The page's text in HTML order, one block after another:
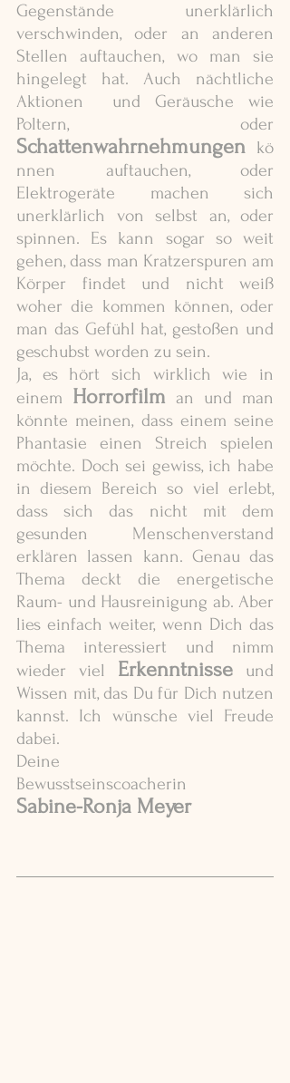
Gegenstände unerklärlich
verschwinden, oder an anderen
Stellen auftauchen, wo man sie
hingelegt hat. Auch nächtliche
Aktionen  und Geräusche wie
Schattenwahrnehmungen kö
nnen auftauchen, oder
Elektrogeräte machen sich
unerklärlich von selbst an, oder
spinnen. Es kann sogar so weit
gehen, dass man Kratzerspuren am
Körper findet und nicht weiß
woher die kommen können, oder
man das Gefühl hat, gestoßen und
geschubst worden zu sein.
Ja, es hört sich wirklich wie in
einem Horrorfilm an und man
könnte meinen, dass einem seine
Phantasie einen Streich spielen
möchte. Doch sei gewiss, ich habe
in diesem Bereich so viel erlebt,
dass sich das nicht mit dem
gesunden Menschenverstand
erklären lassen kann. Genau das
Thema deckt die energetische
Raum- und Hausreinigung ab. Aber
lies einfach weiter, wenn Dich das
Thema interessiert und nimm
wieder viel Erkenntnisse und
Wissen mit, das Du für Dich nutzen
kannst. Ich wünsche viel Freude
dabei.
Deine
Bewusstseinscoacherin
Sabine-Ronja Meyer